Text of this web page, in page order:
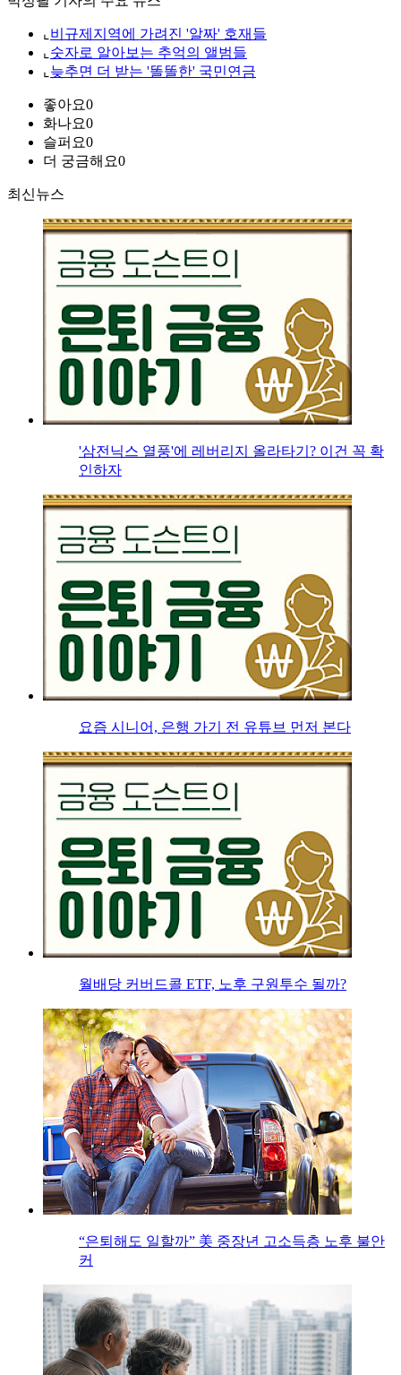
⌞ 비규제지역에 가려진 '알짜' 호재들
⌞ 숫자로 알아보는 추억의 앨범들
⌞ 늦추면 더 받는 '똘똘한' 국민연금
좋아요0
화나요0
슬퍼요0
더 궁금해요0
최신뉴스
'삼전닉스 열풍'에 레버리지 올라타기? 이건 꼭 확
인하자
요즘 시니어, 은행 가기 전 유튜브 먼저 본다
월배당 커버드콜 ETF, 노후 구원투수 될까?
“은퇴해도 일할까” 美 중장년 고소득층 노후 불안
커